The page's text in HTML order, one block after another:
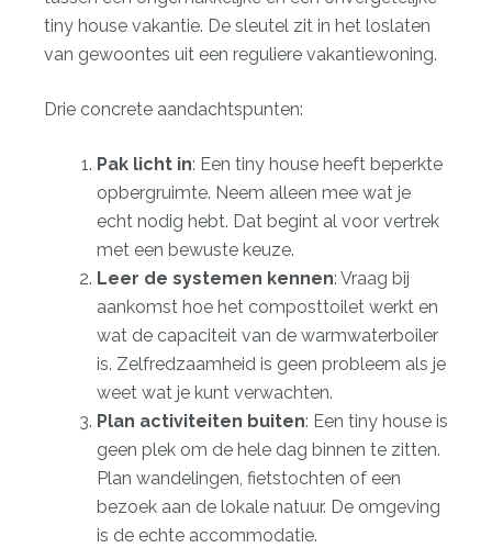
tiny house vakantie. De sleutel zit in het loslaten
van gewoontes uit een reguliere vakantiewoning.
Drie concrete aandachtspunten:
Pak licht in: Een tiny house heeft beperkte
opbergruimte. Neem alleen mee wat je
echt nodig hebt. Dat begint al voor vertrek
met een bewuste keuze.
Leer de systemen kennen: Vraag bij
aankomst hoe het composttoilet werkt en
wat de capaciteit van de warmwaterboiler
is. Zelfredzaamheid is geen probleem als je
weet wat je kunt verwachten.
Plan activiteiten buiten: Een tiny house is
geen plek om de hele dag binnen te zitten.
Plan wandelingen, fietstochten of een
bezoek aan de lokale natuur. De omgeving
is de echte accommodatie.